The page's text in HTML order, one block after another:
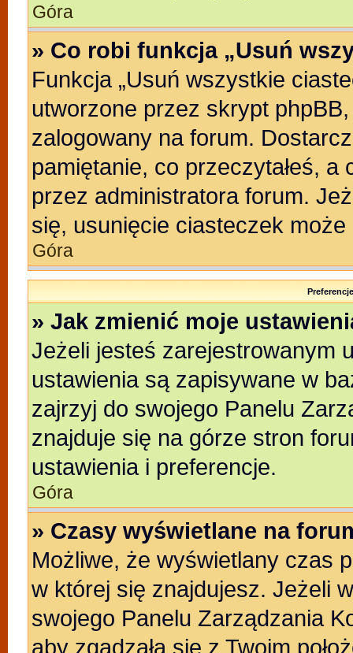
Góra
» Co robi funkcja „Usuń
Funkcja „Usuń wszystkie
utworzone przez skrypt
zalogowany na forum.
pamiętanie, co przeczytałeś, a
przez administratora forum.
się, usunięcie ciasteczek może
Góra
» Jak zmienić moje
Jeżeli jesteś zarejestrowanym
ustawienia są zapisywane w
zajrzyj do swojego Panelu
znajduje się na górze stron
ustawienia i preferencje.
Góra
» Czasy wyświetlane na
Możliwe, że wyświetlany czas
w której się znajdujesz. Jeżeli
swojego Panelu Zarządzania
aby zgadzała się z Twoim